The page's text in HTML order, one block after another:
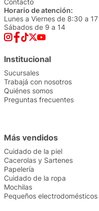
Contacto
Horario de atención:
Lunes a Viernes de 8:30 a 17
Sábados de 9 a 14
Institucional
Sucursales
Trabajá con nosotros
Quiénes somos
Preguntas frecuentes
Más vendidos
Cuidado de la piel
Cacerolas y Sartenes
Papelería
Cuidado de la ropa
Mochilas
Pequeños electrodomésticos